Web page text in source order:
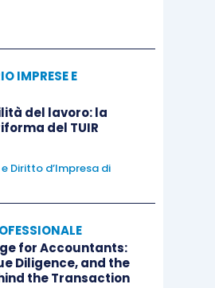
IMPRESE E
del lavoro: la
del TUIR
Diritto d’Impresa di
for Accountants:
Diligence, and the
the Transaction